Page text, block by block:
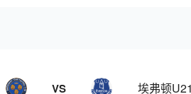
VS 埃弗顿U21